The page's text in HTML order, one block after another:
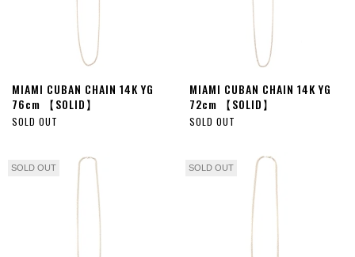
MIAMI CUBAN CHAIN 14K YG
76cm 【SOLID】
SOLD OUT
MIAMI CUBAN CHAIN 14K YG
72cm 【SOLID】
SOLD OUT
SOLD OUT SOLD OUT